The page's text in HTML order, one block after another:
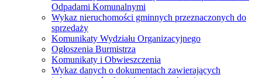
Odpadami Komunalnymi
Wykaz nieruchomości gminnych przeznaczonych do
sprzedaży
Komunikaty Wydziału Organizacyjnego
Ogłoszenia Burmistrza
Komunikaty i Obwieszczenia
Wykaz danych o dokumentach zawierających